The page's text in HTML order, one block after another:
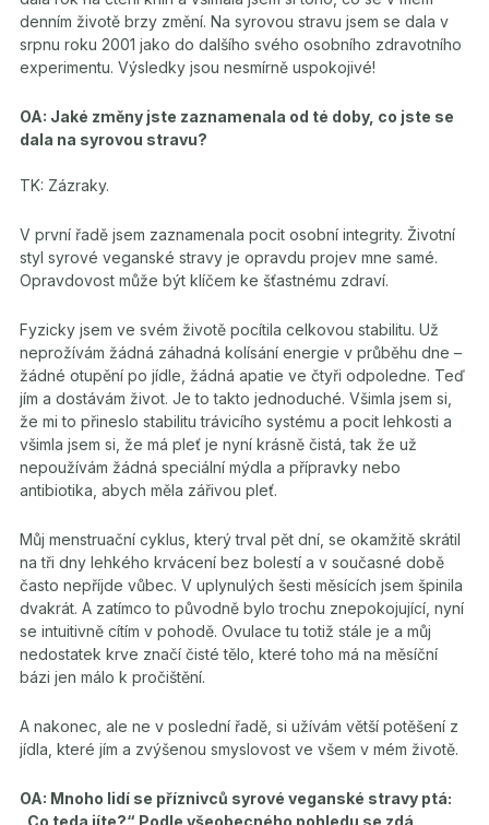
denním životě brzy změní. Na syrovou stravu jsem se dala v
srpnu roku 2001 jako do dalšího svého osobního zdravotního
experimentu. Výsledky jsou nesmírně uspokojivé!
OA: Jaké změny jste zaznamenala od té doby, co jste se
dala na syrovou stravu?
TK: Zázraky.
V první řadě jsem zaznamenala pocit osobní integrity. Životní
styl syrové veganské stravy je opravdu projev mne samé.
Opravdovost může být klíčem ke šťastnému zdraví.
Fyzicky jsem ve svém životě pocítila celkovou stabilitu. Už
neprožívám žádná záhadná kolísání energie v průběhu dne –
žádné otupění po jídle, žádná apatie ve čtyři odpoledne. Teď
jím a dostávám život. Je to takto jednoduché. Všimla jsem si,
že mi to přineslo stabilitu trávicího systému a pocit lehkosti a
všimla jsem si, že má pleť je nyní krásně čistá, tak že už
nepoužívám žádná speciální mýdla a přípravky nebo
antibiotika, abych měla zářivou pleť.
Můj menstruační cyklus, který trval pět dní, se okamžitě skrátil
na tři dny lehkého krvácení bez bolestí a v současné době
často nepříjde vůbec. V uplynulých šesti měsících jsem špinila
dvakrát. A zatímco to původně bylo trochu znepokojující, nyní
se intuitivně cítím v pohodě. Ovulace tu totiž stále je a můj
nedostatek krve značí čisté tělo, které toho má na měsíční
bázi jen málo k pročištění.
A nakonec, ale ne v poslední řadě, si užívám větší potěšení z
jídla, které jím a zvýšenou smyslovost ve všem v mém životě.
OA: Mnoho lidí se příznivců syrové veganské stravy ptá:
„Co teda jíte?“ Podle všeobecného pohledu se zdá